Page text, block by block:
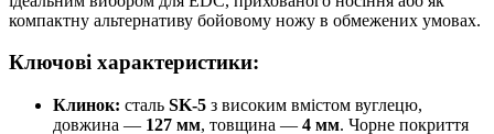
компактну альтернативу бойовому ножу в обмежених умовах.
Ключові характеристики:
Клинок: сталь SK-5 з високим вмістом вуглецю,
довжина — 127 мм, товщина — 4 мм. Чорне покриття